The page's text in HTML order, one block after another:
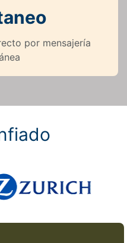
por mensajería